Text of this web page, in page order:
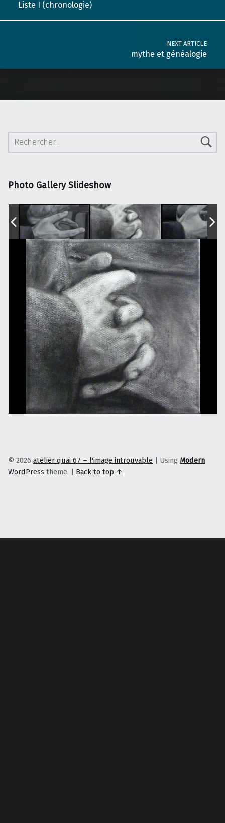
Liste I (chronologie)
NEXT ARTICLE
mythe et généalogie
Rechercher :
Photo Gallery Slideshow
© 2026 atelier quai 67 – l'image introuvable Using Modern
WordPress theme. Back to top ↑